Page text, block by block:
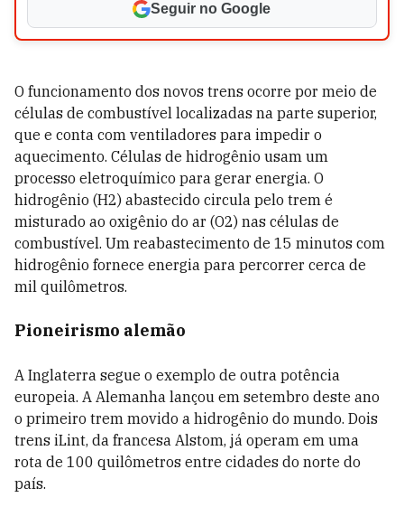
Seguir no Google
O funcionamento dos novos trens ocorre por meio de
células de combustível localizadas na parte superior,
que e conta com ventiladores para impedir o
aquecimento. Células de hidrogênio usam um
processo eletroquímico para gerar energia. O
hidrogênio (H2) abastecido circula pelo trem é
misturado ao oxigênio do ar (O2) nas células de
combustível. Um reabastecimento de 15 minutos com
hidrogênio fornece energia para percorrer cerca de
mil quilômetros.
Pioneirismo alemão
A Inglaterra segue o exemplo de outra potência
europeia. A Alemanha lançou em setembro deste ano
o primeiro trem movido a hidrogênio do mundo. Dois
trens iLint, da francesa Alstom, já operam em uma
rota de 100 quilômetros entre cidades do norte do
país.